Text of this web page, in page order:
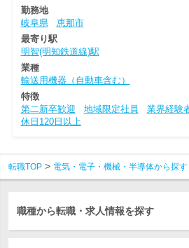
勤務地
岐阜県
恵那市
最寄り駅
明智(明知鉄道線)駅
業種
輸送用機器（自動車含む）
特徴
第二新卒歓迎
地域限定社員 業界経験
休日120日以上
転職TOP 電気・電子・機械・半導体から探す
職種から転職・求人情報を探す